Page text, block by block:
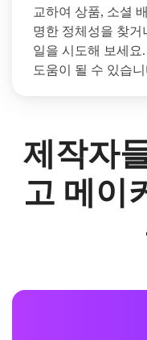
교하여 상품, 소셜
명한 정체성을 찾거
일을 시도해 보세요
도움이 될 수 있습
제작자
고 메이